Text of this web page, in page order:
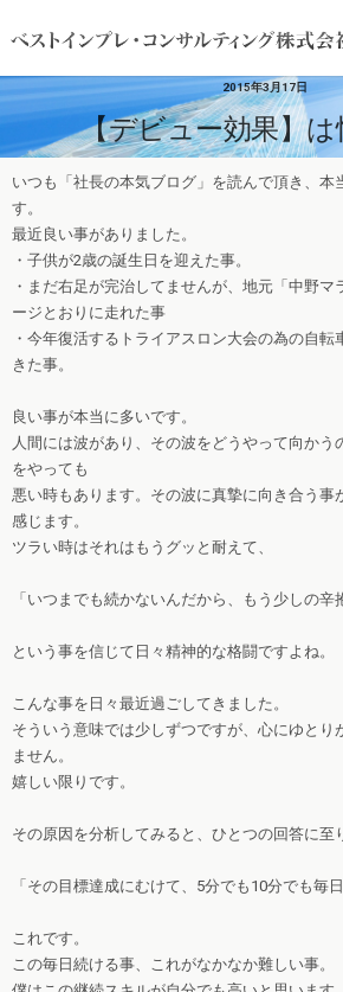
2015年3月17日
【デビュー効果】は
いつも「社長の本気ブログ」を読んで頂き、本
す。
最近良い事がありました。
・子供が2歳の誕生日を迎えた事。
・まだ右足が完治してませんが、地元「中野マ
ージとおりに走れた事
・今年復活するトライアスロン大会の為の自
きた事。
良い事が本当に多いです。
人間には波があり、その波をどうやって向かう
をやっても
悪い時もあります。その波に真摯に向き合う事
感じます。
ツラい時はそれはもうグッと耐えて、
「いつまでも続かないんだから、もう少しの辛
という事を信じて日々精神的な格闘ですよね。
こんな事を日々最近過ごしてきました。
そういう意味では少しずつですが、心にゆとり
ません。
嬉しい限りです。
その原因を分析してみると、ひとつの回答に至
「その目標達成にむけて、5分でも10分でも毎
これです。
この毎日続ける事、これがなかなか難しい事。